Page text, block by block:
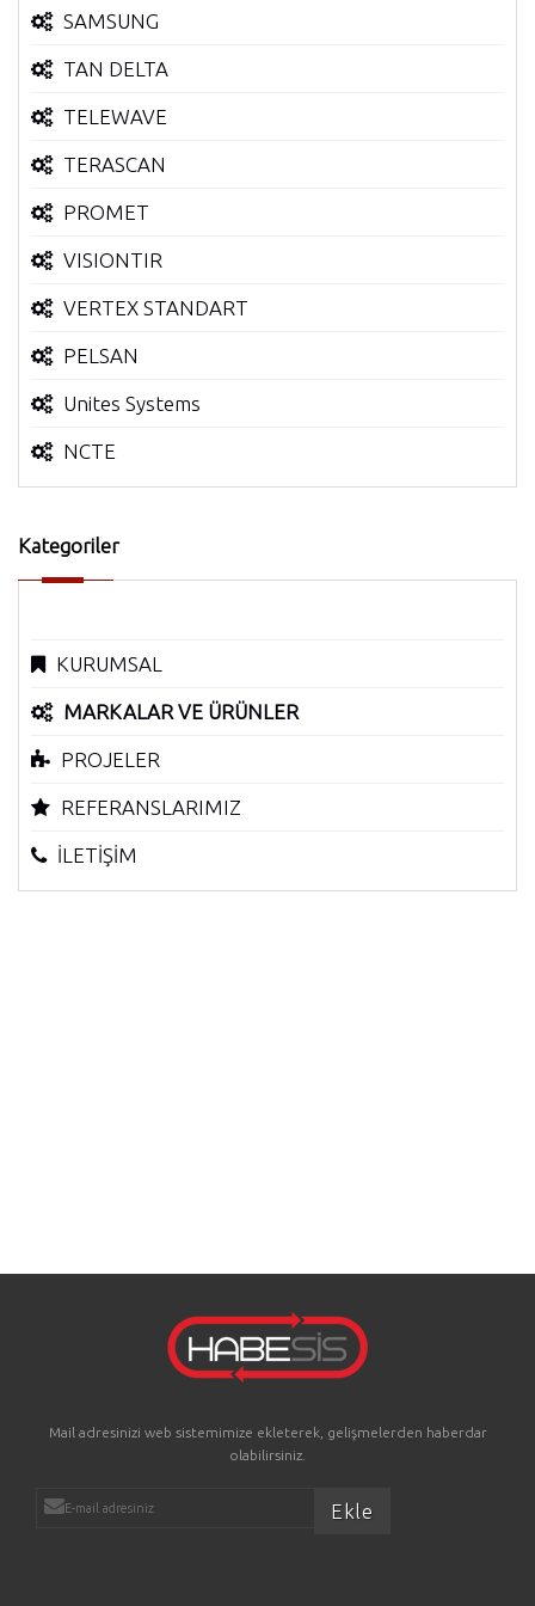
SAMSUNG
TAN DELTA
TELEWAVE
TERASCAN
PROMET
VISIONTIR
VERTEX STANDART
PELSAN
Unites Systems
NCTE
Kategoriler
KURUMSAL
MARKALAR VE ÜRÜNLER
PROJELER
REFERANSLARIMIZ
İLETİŞİM
Mail adresinizi web sistemimize ekleterek, gelişmelerden haberdar
olabilirsiniz.